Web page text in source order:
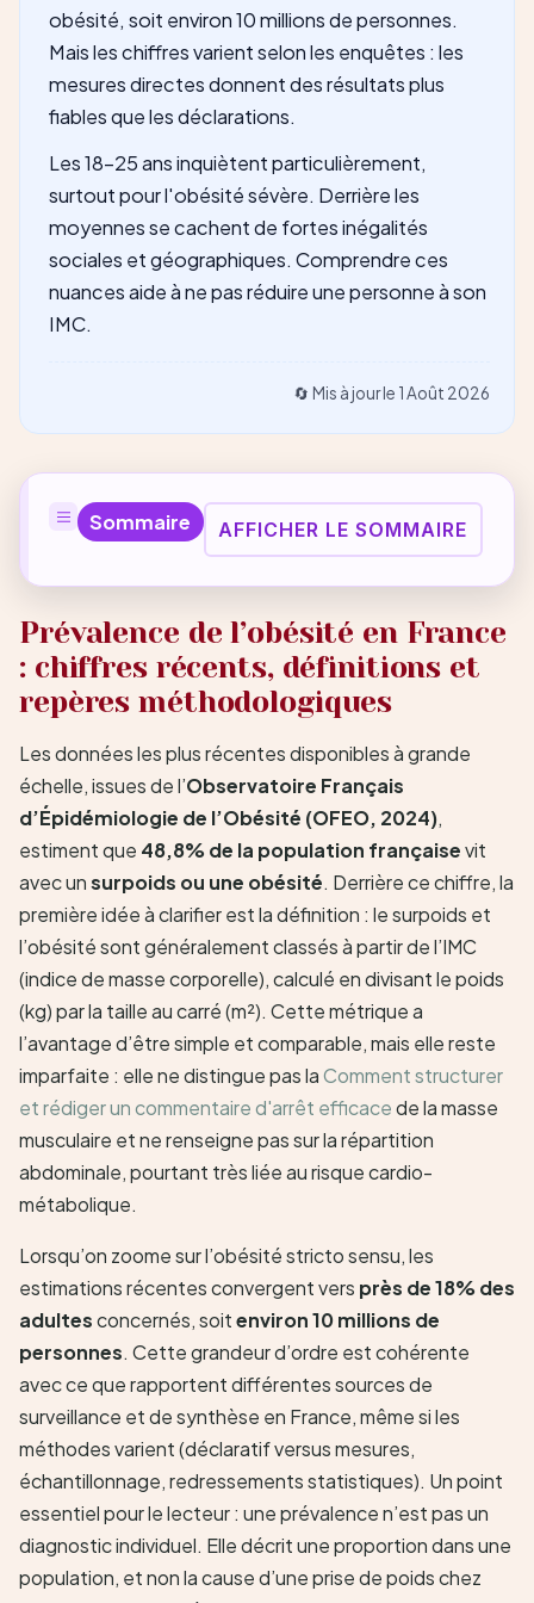
obésité, soit environ 10 millions de personnes.
Mais les chiffres varient selon les enquêtes : les
mesures directes donnent des résultats plus
fiables que les déclarations.
Les 18-25 ans inquiètent particulièrement,
surtout pour l'obésité sévère. Derrière les
moyennes se cachent de fortes inégalités
sociales et géographiques. Comprendre ces
nuances aide à ne pas réduire une personne à son
IMC.
🔄 Mis à jour le 1 Août 2026
Sommaire AFFICHER LE SOMMAIRE
Prévalence de l’obésité en France
: chiffres récents, définitions et
repères méthodologiques
Les données les plus récentes disponibles à grande
échelle, issues de l’Observatoire Français
d’Épidémiologie de l’Obésité (OFEO, 2024),
estiment que 48,8% de la population françaisevit
avec unsurpoids ou une obésité. Derrière ce chiffre, la
première idée à clarifier est la définition : le surpoids et
l’obésité sont généralement classés à partir de l’IMC
(indice de masse corporelle), calculé en divisant le poids
(kg) par la taille au carré (m²). Cette métrique a
l’avantage d’être simple et comparable, mais elle reste
imparfaite : elle ne distingue pas laComment structurer
et rédiger un commentaire d'arrêt efficacede la masse
musculaire et ne renseigne pas sur la répartition
abdominale, pourtant très liée au risque cardio-
métabolique.
Lorsqu’on zoome sur l’obésité stricto sensu, les
estimations récentes convergent vers près de 18% des
adultesconcernés, soitenviron 10 millions de
personnes. Cette grandeur d’ordre est cohérente
avec ce que rapportent différentes sources de
surveillance et de synthèse en France, même si les
méthodes varient (déclaratif versus mesures,
échantillonnage, redressements statistiques). Un point
essentiel pour le lecteur : une prévalence n’est pas un
diagnostic individuel. Elle décrit une proportion dans une
population, et non la cause d’une prise de poids chez